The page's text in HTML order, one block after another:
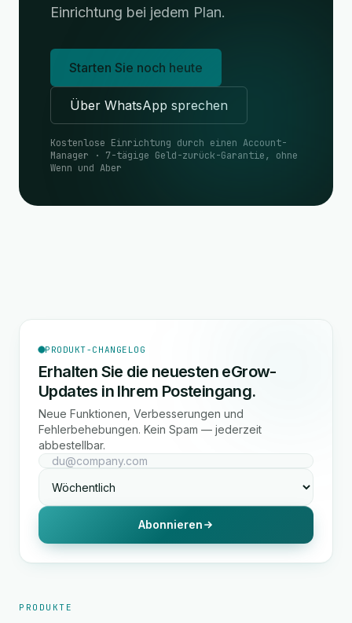
Einrichtung bei jedem Plan.
Starten Sie noch heute
Über WhatsApp sprechen
Kostenlose Einrichtung durch einen Account-
Manager · 7-tägige Geld-zurück-Garantie, ohne
Wenn und Aber
PRODUKT-CHANGELOG
Erhalten Sie die neuesten eGrow-
Updates in Ihrem Posteingang.
Neue Funktionen, Verbesserungen und
Fehlerbehebungen. Kein Spam — jederzeit
abbestellbar.
Abonnieren
PRODUKTE